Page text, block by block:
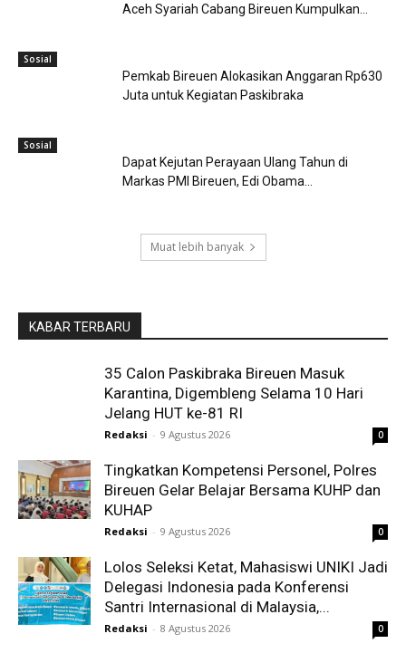
Aceh Syariah Cabang Bireuen Kumpulkan...
Sosial
Pemkab Bireuen Alokasikan Anggaran Rp630
Juta untuk Kegiatan Paskibraka
Sosial
Dapat Kejutan Perayaan Ulang Tahun di
Markas PMI Bireuen, Edi Obama...
Muat lebih banyak
KABAR TERBARU
35 Calon Paskibraka Bireuen Masuk
Karantina, Digembleng Selama 10 Hari
Jelang HUT ke-81 RI
Redaksi - 9 Agustus 2026 0
Tingkatkan Kompetensi Personel, Polres
Bireuen Gelar Belajar Bersama KUHP dan
KUHAP
Redaksi - 9 Agustus 2026 0
Lolos Seleksi Ketat, Mahasiswi UNIKI Jadi
Delegasi Indonesia pada Konferensi
Santri Internasional di Malaysia,...
Redaksi - 8 Agustus 2026 0